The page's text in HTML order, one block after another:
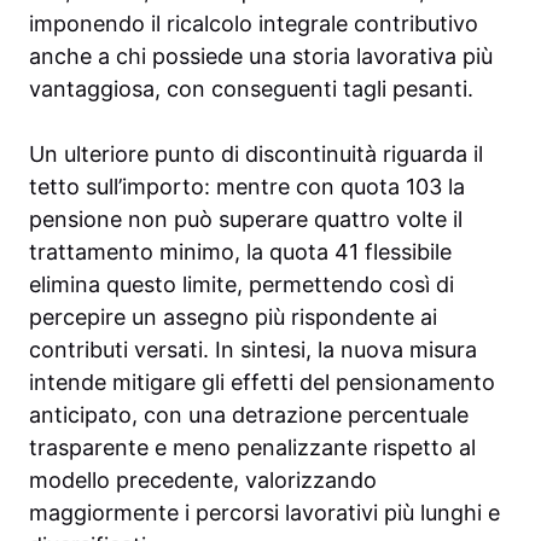
imponendo il ricalcolo integrale contributivo
anche a chi possiede una storia lavorativa più
vantaggiosa, con conseguenti tagli pesanti.
Un ulteriore punto di discontinuità riguarda il
tetto sull’importo: mentre con quota 103 la
pensione non può superare quattro volte il
trattamento minimo, la quota 41 flessibile
elimina questo limite, permettendo così di
percepire un assegno più rispondente ai
contributi versati. In sintesi, la nuova misura
intende mitigare gli effetti del pensionamento
anticipato, con una detrazione percentuale
trasparente e meno penalizzante rispetto al
modello precedente, valorizzando
maggiormente i percorsi lavorativi più lunghi e